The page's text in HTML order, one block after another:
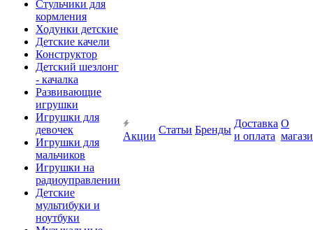
Стульчики для
кормления
Ходунки детские
Детские качели
Конструктор
Детский шезлонг
- качалка
Развивающие
игрушки
Игрушки для
девочек
Игрушки для
мальчиков
Игрушки на
радиоуправлении
Детские
мультибуки и
ноутбуки
Акции
Статьи Бренды
Доставка
и оплата
О